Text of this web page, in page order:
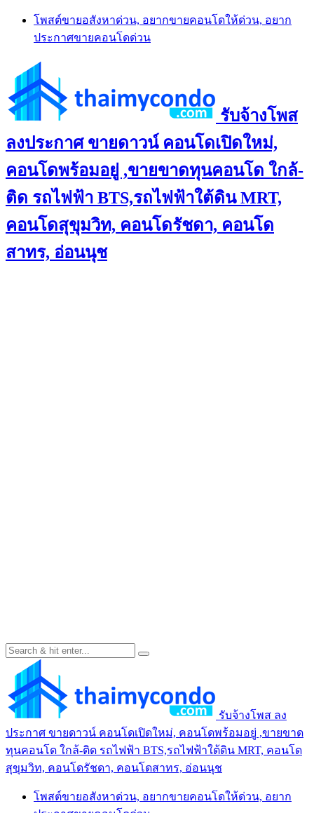
Skip
content
โพสต์ขายอสังหาด่วน, อยากขายคอนโดให้ด่วน, อยาก
ประกาศขายคอนโดด่วน
รับจ้างโพส
ลงประกาศ ขายดาวน์ คอนโดเปิดใหม่,
คอนโดพร้อมอยู่ ,ขายขาดทุนคอนโด ใกล้-
ติด รถไฟฟ้า BTS,รถไฟฟ้าใต้ดิน MRT,
คอนโดสุขุมวิท, คอนโดรัชดา, คอนโด
สาทร, อ่อนนุช
รับจ้างโพส ลง
ประกาศ ขายดาวน์ คอนโดเปิดใหม่, คอนโดพร้อมอยู่ ,ขายขาด
ทุนคอนโด ใกล้-ติด รถไฟฟ้า BTS,รถไฟฟ้าใต้ดิน MRT, คอนโด
สุขุมวิท, คอนโดรัชดา, คอนโดสาทร, อ่อนนุช
โพสต์ขายอสังหาด่วน, อยากขายคอนโดให้ด่วน, อยาก